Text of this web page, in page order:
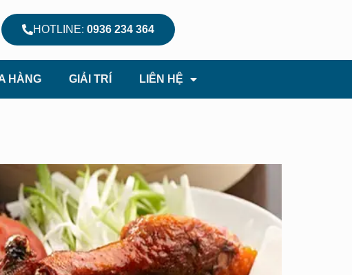
HOTLINE:0936 234 364
HÀNG GIẢI TRÍ LIÊN HỆ